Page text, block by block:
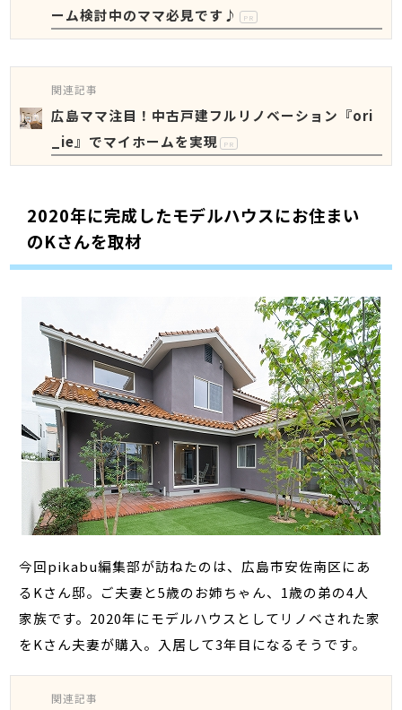
ーム検討中のママ必見です♪
PR
関連記事
広島ママ注目！中古戸建フルリノベーション『ori
_ie』でマイホームを実現
PR
2020年に完成したモデルハウスにお住まい
のKさんを取材
今回pikabu編集部が訪ねたのは、広島市安佐南区にあ
るKさん邸。ご夫妻と5歳のお姉ちゃん、1歳の弟の4人
家族です。2020年にモデルハウスとしてリノベされた家
をKさん夫妻が購入。入居して3年目になるそうです。
関連記事